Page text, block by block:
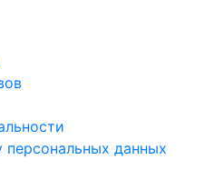
персональных данных